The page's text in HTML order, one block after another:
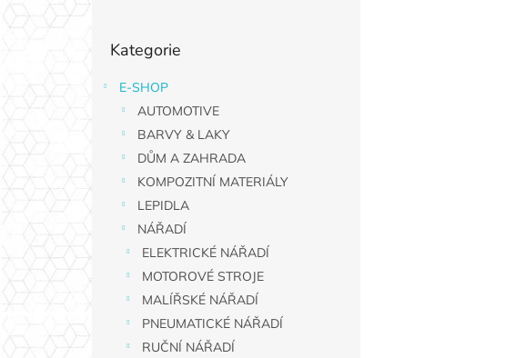
t
n
l
kategorie
Kategorie
E-SHOP
AUTOMOTIVE
BARVY & LAKY
DŮM A ZAHRADA
KOMPOZITNÍ MATERIÁLY
LEPIDLA
NÁŘADÍ
ELEKTRICKÉ NÁŘADÍ
MOTOROVÉ STROJE
MALÍŘSKÉ NÁŘADÍ
PNEUMATICKÉ NÁŘADÍ
RUČNÍ NÁŘADÍ